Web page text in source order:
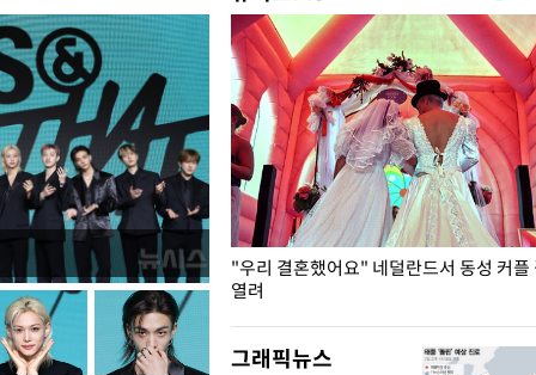
엔 찜통 더위
"우리 결혼했어요" 네덜란드서 동성 커플
열려
그래픽뉴스